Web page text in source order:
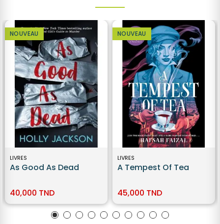
NOUVEAU
LIVRES
As Good As Dead
40,000 TND
NOUVEAU
LIVRES
A Tempest Of Tea
45,000 TND